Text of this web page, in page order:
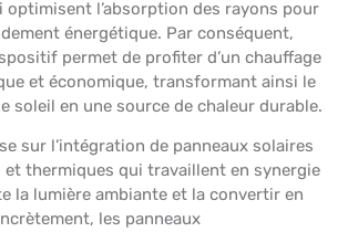
optimisent l’absorption des rayons pour
énergétique. Par conséquent,
permet de profiter d’un chauffage
et économique, transformant ainsi le
soleil en une source de chaleur durable.
sur l’intégration de panneaux solaires
thermiques qui travaillent en synergie
la lumière ambiante et la convertir en
les panneaux